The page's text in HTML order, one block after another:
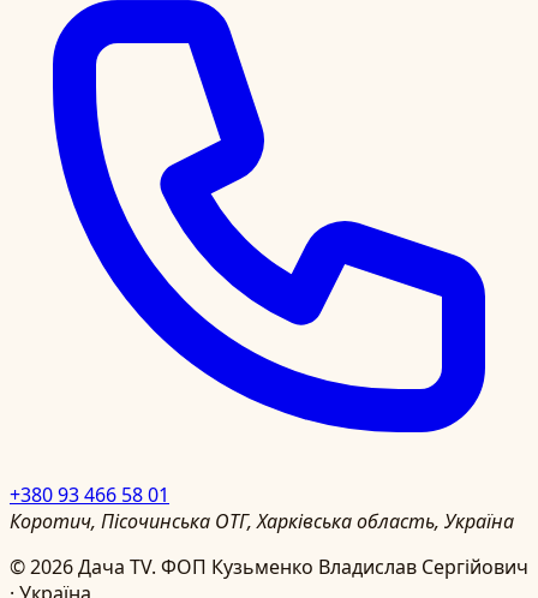
+380 93 466 58 01
Коротич, Пісочинська ОТГ, Харківська область, Україна
©2026Дача TV. ФОП Кузьменко Владислав Сергійович
· Україна